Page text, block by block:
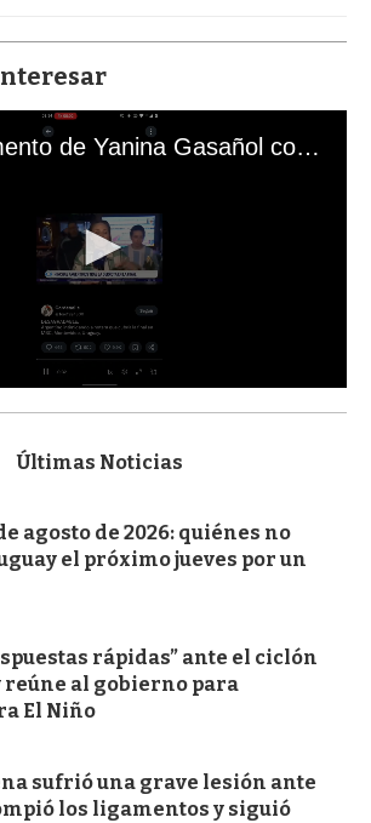
El mal momento de Yanina Gasañol con un hincha argentino en "Subrayado"
Últimas Noticias
agosto de 2026: quiénes no
el próximo jueves por un
rápidas” ante el ciclón
al gobierno para
El Niño
sufrió una grave lesión ante
los ligamentos y siguió